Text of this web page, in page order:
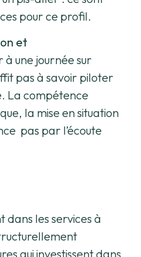
pour ce profil.
et
à une journée sur
pas à savoir piloter
La compétence
la mise en situation
pas par l’écoute
dans les services à
qui investissent dans